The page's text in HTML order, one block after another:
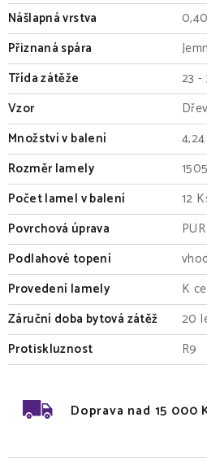
Nášlapná vrstva
Přiznaná spára
Třída zátěže
23 -
Vzor
Množství v balení
Rozměr lamely
Počet lamel v balení
12
Povrchová úprava
PUR
Podlahové topení
Provedení lamely
K
Záruční doba bytová zátěž
20
Protiskluznost
R9
Doprava nad 15 000